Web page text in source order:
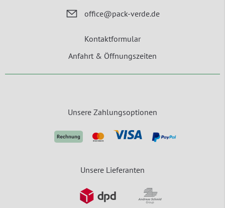
office@pack-verde.de
Kontaktformular
Anfahrt & Öffnungszeiten
Unsere Zahlungsoptionen
Unsere Lieferanten